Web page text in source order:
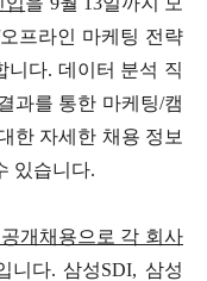
프라인 마케팅 전략
니다. 데이터 분석 직
과를 통한 마케팅/캠
한 자세한 채용 정보
있습니다.
개채용으로 각 회사
니다. 삼성SDI, 삼성